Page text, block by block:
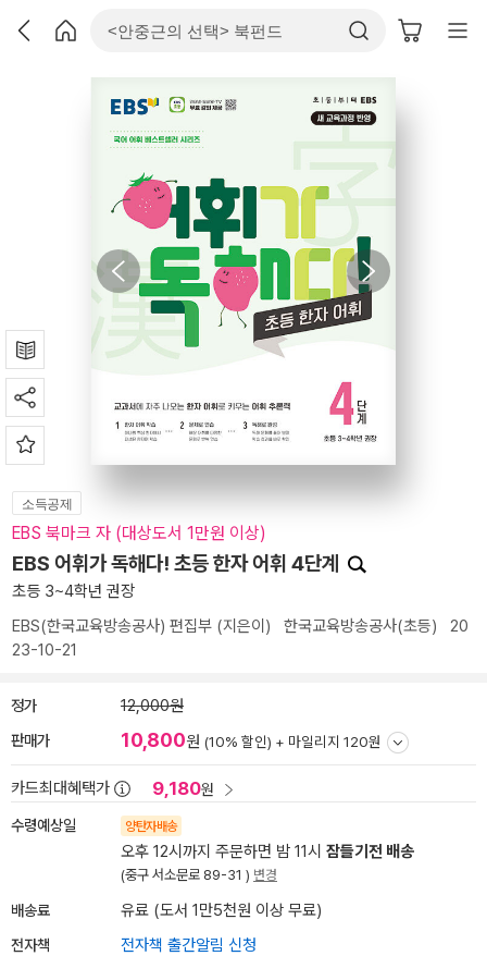
소득공제
EBS 북마크 자 (대상도서 1만원 이상)
EBS 어휘가 독해다! 초등 한자 어휘 4단계
초등 3~4학년 권장
EBS(한국교육방송공사) 편집부 (지은이) 한국교육방송공사(초등) 20
23-10-21
정가 12,000원
판매가 10,800원 (10% 할인) + 마일리지 120원
카드최대혜택가 9,180원
수령예상일 양탄자배송
오후 12시까지 주문하면 밤 11시 잠들기전 배송
(중구 서소문로 89-31 ) 변경
배송료 유료 (도서 1만5천원 이상 무료)
전자책 전자책 출간알림 신청